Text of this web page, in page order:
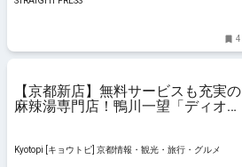
4
【京都新店】無料サービスも充実の
麻辣湯専門店！鴨川一望「ディオス
Kyotopi [キョウトピ] 京都情報・観光・旅行・グルメ